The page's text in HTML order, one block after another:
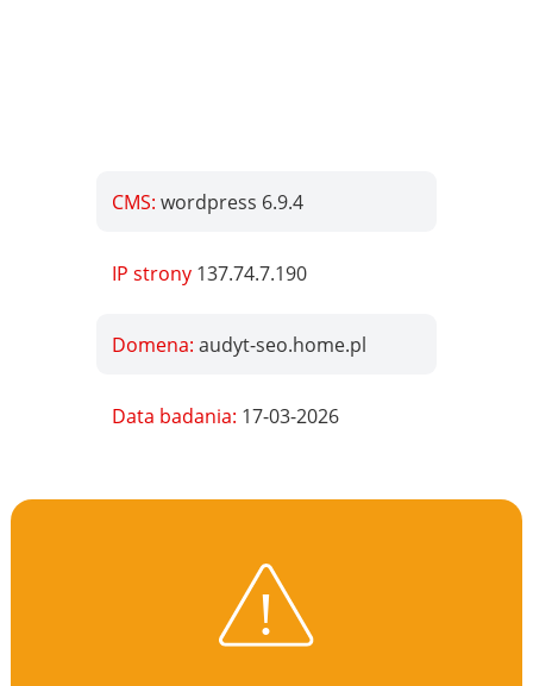
CMS:wordpress 6.9.4
IP strony 137.74.7.190
Domena:audyt-seo.home.pl
Data badania: 17-03-2026